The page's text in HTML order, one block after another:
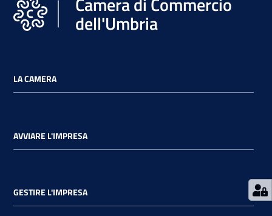
Re
gis
su
dell'Umbria
LA CAMERA
AVVIARE L'IMPRESA
GESTIRE L'IMPRESA